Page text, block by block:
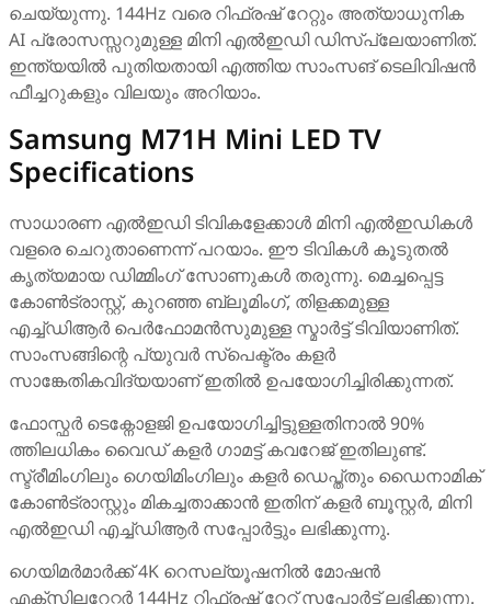
ചെയ്യുന്നു. 144Hz വരെ റിഫ്രഷ് റേറ്റും അത്യാധുനിക
AI പ്രോസസ്സറുമുള്ള മിനി എൽഇഡി ഡിസ്‌പ്ലേയാണിത്.
ഇന്ത്യയിൽ പുതിയതായി എത്തിയ സാംസങ് ടെലിവിഷൻ
ഫീച്ചറുകളും വിലയും അറിയാം.
Samsung M71H Mini LED TV
Specifications
സാധാരണ എൽഇഡി ടിവികളേക്കാൾ മിനി എൽഇഡികൾ
വളരെ ചെറുതാണെന്ന് പറയാം. ഈ ടിവികൾ കൂടുതൽ
കൃത്യമായ ഡിമ്മിംഗ് സോണുകൾ തരുന്നു. മെച്ചപ്പെട്ട
കോൺട്രാസ്റ്റ്, കുറഞ്ഞ ബ്ലൂമിംഗ്, തിളക്കമുള്ള
എച്ച്ഡിആർ പെർഫോമൻസുമുള്ള സ്മാർട്ട് ടിവിയാണിത്.
സാംസങ്ങിന്റെ പ്യുവർ സ്പെക്ട്രം കളർ
സാങ്കേതികവിദ്യയാണ് ഇതിൽ ഉപയോഗിച്ചിരിക്കുന്നത്.
ഫോസ്ഫർ ടെക്നോളജി ഉപയോഗിച്ചിട്ടുള്ളതിനാൽ 90%
ത്തിലധികം വൈഡ് കളർ ഗാമട്ട് കവറേജ് ഇതിലുണ്ട്.
സ്ട്രീമിംഗിലും ഗെയിമിംഗിലും കളർ ഡെപ്ത്തും ഡൈനാമിക്
കോൺട്രാസ്റ്റും മികച്ചതാക്കാൻ ഇതിന് കളർ ബൂസ്റ്റർ, മിനി
എൽഇഡി എച്ച്ഡിആർ സപ്പോർട്ടും ലഭിക്കുന്നു.
ഗെയിമർമാർക്ക് 4K റെസല്യൂഷനിൽ മോഷൻ
എക്‌സിലറേറ്റർ 144Hz റിഫ്രഷ് റേറ്റ് സപ്പോർട്ട് ലഭിക്കുന്നു.